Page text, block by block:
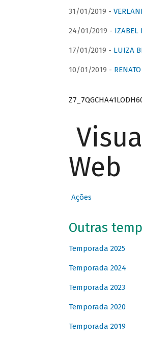
31/01/2019 -
24/01/2019 - IZABEL
17/01/2019 - LUIZA
10/01/2019 -
Web
Ações
Outras
Temporada 2025
Temporada 2024
Temporada 2023
Temporada 2020
Temporada 2019